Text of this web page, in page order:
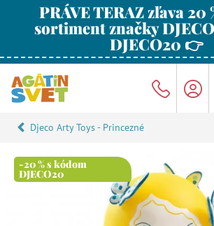
PRÁVE TERAZ zľava 20
sortiment značky
DJECO20 👉
Djeco Arty Toys - Princezné
-20 % s kódom
DJECO20